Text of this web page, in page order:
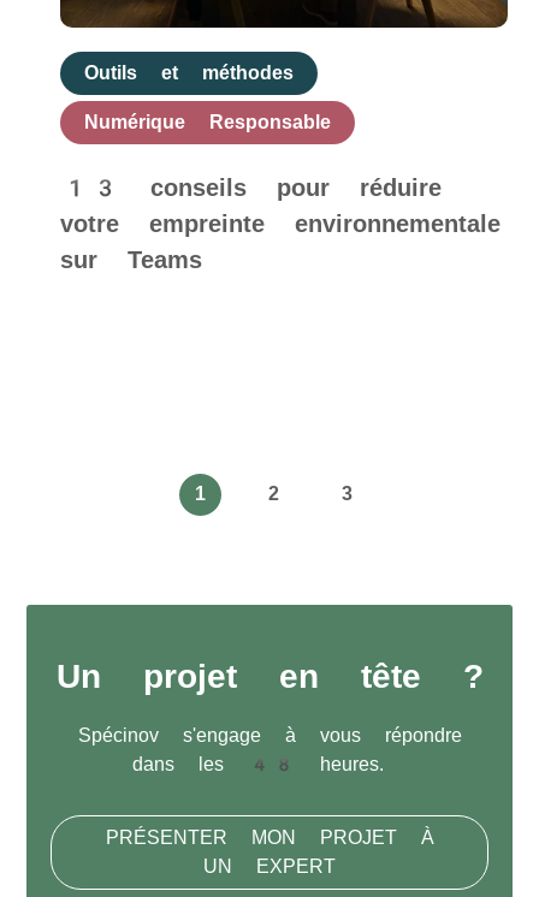
Outils et méthodes
Numérique Responsable
13 conseils pour réduire
votre empreinte environnementale
sur Teams
1 2 3
Un projet en tête ?
Spécinov s'engage à vous répondre
dans les 48 heures.
PRÉSENTER MON PROJET À
UN EXPERT